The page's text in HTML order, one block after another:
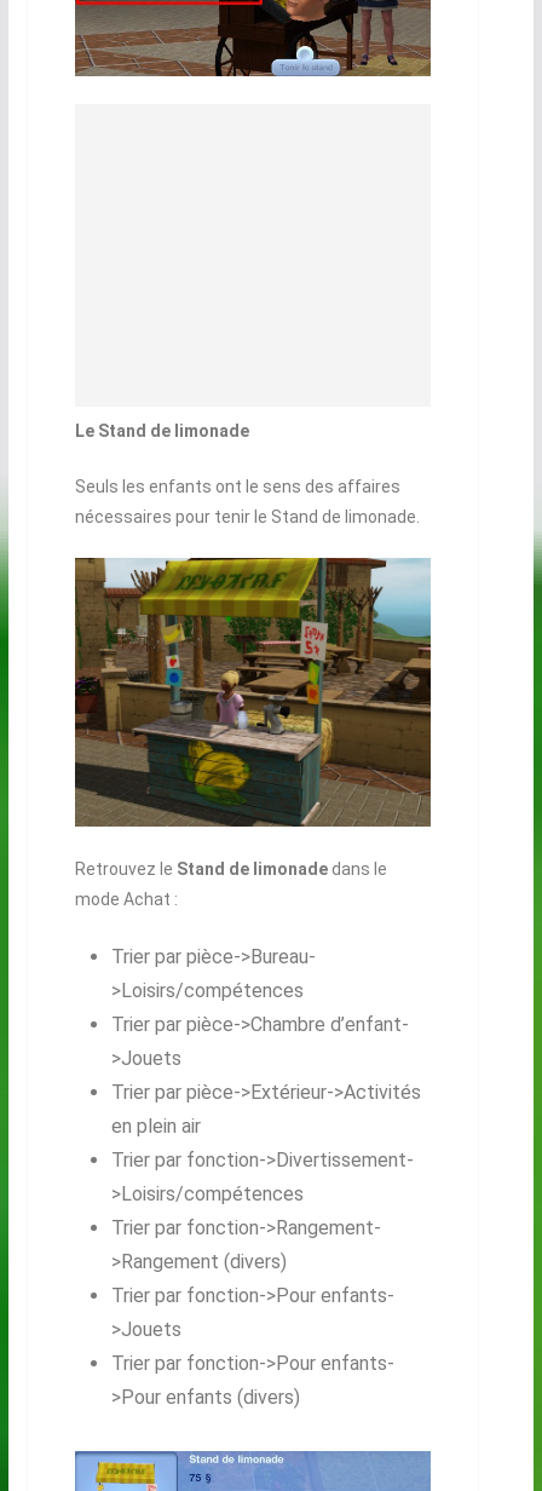
Le Stand de limonade
Seuls les enfants ont le sens des affaires
nécessaires pour tenir le Stand de limonade.
Retrouvez le Stand de limonadedans le
mode Achat :
Trier par pièce->Bureau-
>Loisirs/compétences
Trier par pièce->Chambre d’enfant-
>Jouets
Trier par pièce->Extérieur->Activités
en plein air
Trier par fonction->Divertissement-
>Loisirs/compétences
Trier par fonction->Rangement-
>Rangement (divers)
Trier par fonction->Pour enfants-
>Jouets
Trier par fonction->Pour enfants-
>Pour enfants (divers)